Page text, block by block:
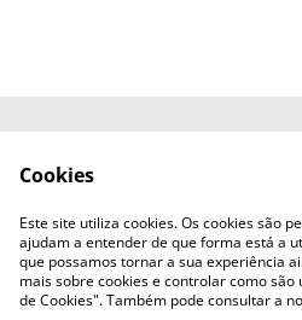
Privacidade
Livro de
Cookies
Este site utiliza cookies. Os cookies são
ajudam a entender de que forma está a
que possamos tornar a sua experiência
mais sobre cookies e controlar como
de Cookies". Também pode consultar a